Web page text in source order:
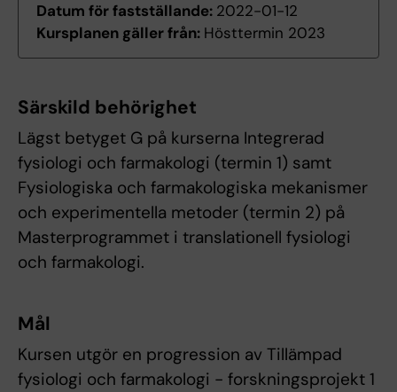
Datum för fastställande: 2022-01-12
Kursplanen gäller från: Hösttermin 2023
Särskild behörighet
Lägst betyget G på kurserna Integrerad
fysiologi och farmakologi (termin 1) samt
Fysiologiska och farmakologiska mekanismer
och experimentella metoder (termin 2) på
Masterprogrammet i translationell fysiologi
och farmakologi.
Mål
Kursen utgör en progression av Tillämpad
fysiologi och farmakologi - forskningsprojekt 1